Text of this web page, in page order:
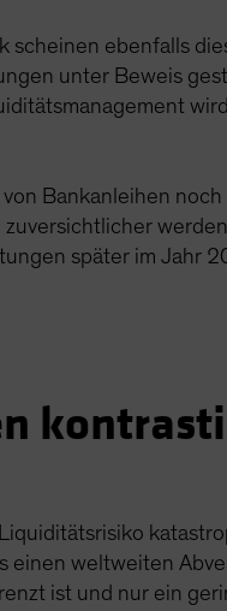
scheinen ebenfalls
unter Beweis
Bankanleihen
später im Jahr
einen weltweiten
ist und nur ein